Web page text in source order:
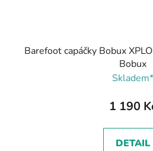
Barefoot capáčky Bobux
Bobux
Skladem*
1 190
DETAIL